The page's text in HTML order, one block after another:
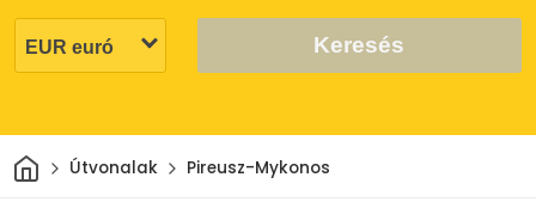
Keresés
Otthon
Útvonalak Pireusz-Mykonos